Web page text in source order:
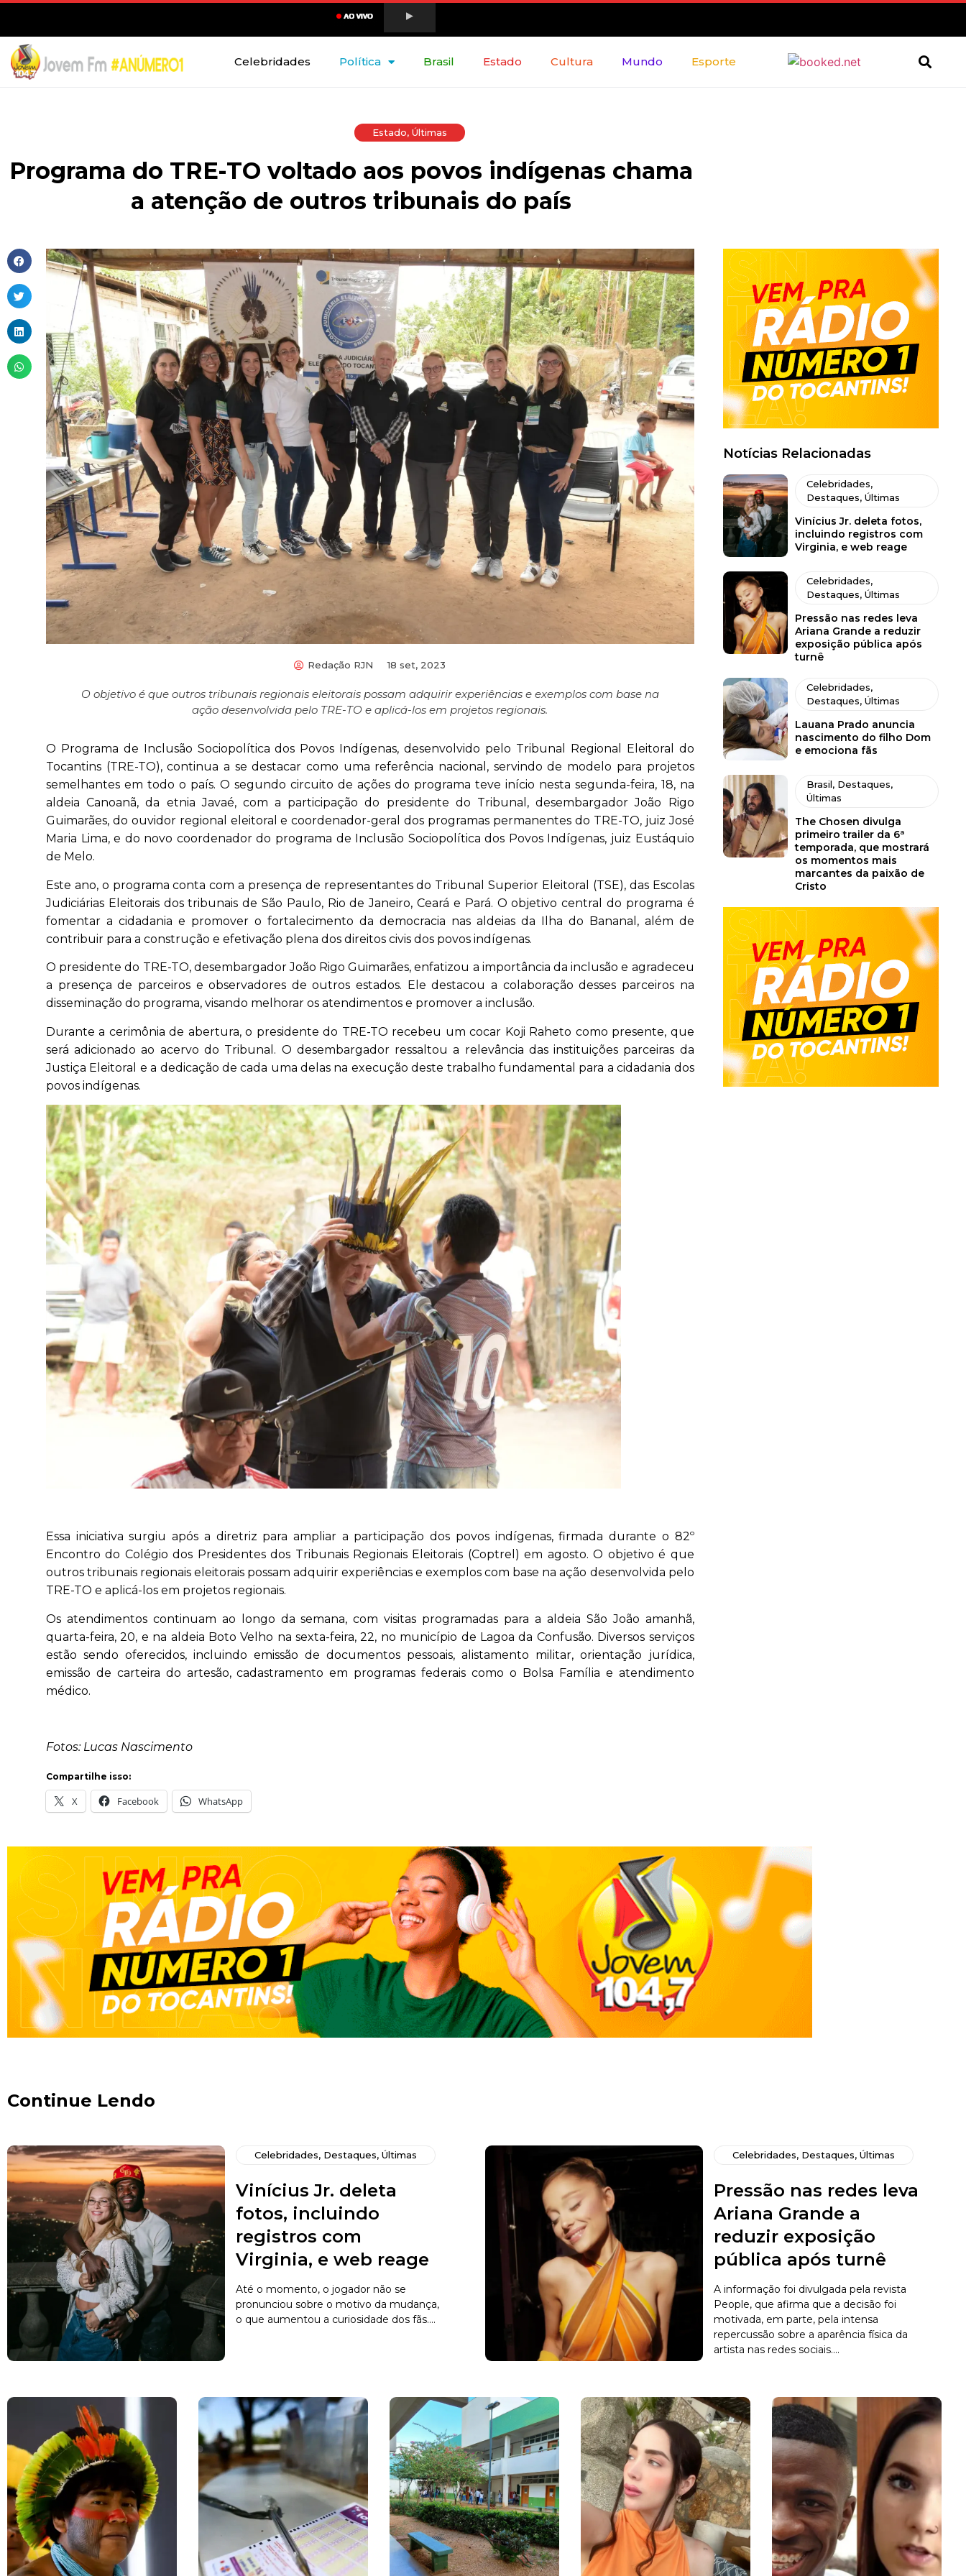
Celebridades Política Brasil Estado Cultura Mundo Esporte
Estado, Últimas
Programa do TRE-TO voltado aos povos indígenas chama
a atenção de outros tribunais do país
Redação RJN 18 set, 2023
O objetivo é que outros tribunais regionais eleitorais possam adquirir experiências e exemplos com base na
ação desenvolvida pelo TRE-TO e aplicá-los em projetos regionais.
O Programa de Inclusão Sociopolítica dos Povos Indígenas, desenvolvido pelo Tribunal Regional Eleitoral do
Tocantins (TRE-TO), continua a se destacar como uma referência nacional, servindo de modelo para projetos
semelhantes em todo o país. O segundo circuito de ações do programa teve início nesta segunda-feira, 18, na
aldeia Canoanã, da etnia Javaé, com a participação do presidente do Tribunal, desembargador João Rigo
Guimarães, do ouvidor regional eleitoral e coordenador-geral dos programas permanentes do TRE-TO, juiz José
Maria Lima, e do novo coordenador do programa de Inclusão Sociopolítica dos Povos Indígenas, juiz Eustáquio
de Melo.
Este ano, o programa conta com a presença de representantes do Tribunal Superior Eleitoral (TSE), das Escolas
Judiciárias Eleitorais dos tribunais de São Paulo, Rio de Janeiro, Ceará e Pará. O objetivo central do programa é
fomentar a cidadania e promover o fortalecimento da democracia nas aldeias da Ilha do Bananal, além de
contribuir para a construção e efetivação plena dos direitos civis dos povos indígenas.
O presidente do TRE-TO, desembargador João Rigo Guimarães, enfatizou a importância da inclusão e agradeceu
a presença de parceiros e observadores de outros estados. Ele destacou a colaboração desses parceiros na
disseminação do programa, visando melhorar os atendimentos e promover a inclusão.
Durante a cerimônia de abertura, o presidente do TRE-TO recebeu um cocar Koji Raheto como presente, que
será adicionado ao acervo do Tribunal. O desembargador ressaltou a relevância das instituições parceiras da
Justiça Eleitoral e a dedicação de cada uma delas na execução deste trabalho fundamental para a cidadania dos
povos indígenas.
Essa iniciativa surgiu após a diretriz para ampliar a participação dos povos indígenas, firmada durante o 82º
Encontro do Colégio dos Presidentes dos Tribunais Regionais Eleitorais (Coptrel) em agosto. O objetivo é que
outros tribunais regionais eleitorais possam adquirir experiências e exemplos com base na ação desenvolvida pelo
TRE-TO e aplicá-los em projetos regionais.
Os atendimentos continuam ao longo da semana, com visitas programadas para a aldeia São João amanhã,
quarta-feira, 20, e na aldeia Boto Velho na sexta-feira, 22, no município de Lagoa da Confusão. Diversos serviços
estão sendo oferecidos, incluindo emissão de documentos pessoais, alistamento militar, orientação jurídica,
emissão de carteira do artesão, cadastramento em programas federais como o Bolsa Família e atendimento
médico.
Fotos: Lucas Nascimento
Compartilhe isso:
X Facebook WhatsApp
Notícias Relacionadas
Celebridades,
Destaques, Últimas
Vinícius Jr. deleta fotos,
incluindo registros com
Virginia, e web reage
Celebridades,
Destaques, Últimas
Pressão nas redes leva
Ariana Grande a reduzir
exposição pública após
turnê
Celebridades,
Destaques, Últimas
Lauana Prado anuncia
nascimento do filho Dom
e emociona fãs
Brasil, Destaques,
Últimas
The Chosen divulga
primeiro trailer da 6ª
temporada, que mostrará
os momentos mais
marcantes da paixão de
Cristo
Continue Lendo
Celebridades, Destaques, Últimas
Vinícius Jr. deleta
fotos, incluindo
registros com
Virginia, e web reage
Até o momento, o jogador não se
pronunciou sobre o motivo da mudança,
o que aumentou a curiosidade dos fãs....
Celebridades, Destaques, Últimas
Pressão nas redes leva
Ariana Grande a
reduzir exposição
pública após turnê
A informação foi divulgada pela revista
People, que afirma que a decisão foi
motivada, em parte, pela intensa
repercussão sobre a aparência física da
artista nas redes sociais....